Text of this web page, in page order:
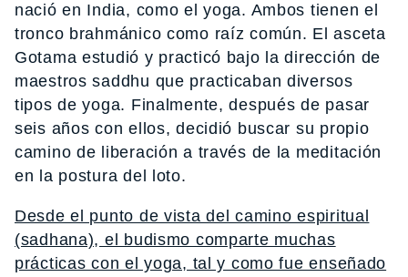
nació en India, como el yoga. Ambos tienen el
tronco brahmánico como raíz común. El asceta
Gotama estudió y practicó bajo la dirección de
maestros saddhu que practicaban diversos
tipos de yoga. Finalmente, después de pasar
seis años con ellos, decidió buscar su propio
camino de liberación a través de la meditación
en la postura del loto.
Desde el punto de vista del camino espiritual
(sadhana), el budismo comparte muchas
prácticas con el yoga, tal y como fue enseñado